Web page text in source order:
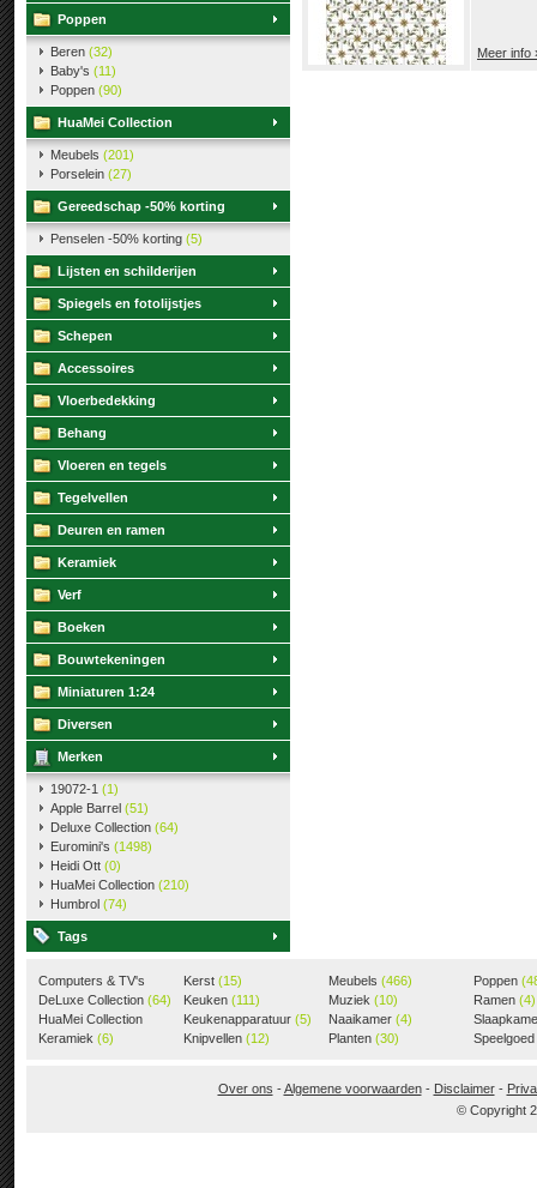
Poppen
Beren (32)
Baby's (11)
Poppen (90)
HuaMei Collection
Meubels (201)
Porselein (27)
Gereedschap -50% korting
Penselen -50% korting (5)
Lijsten en schilderijen
Spiegels en fotolijstjes
Schepen
Accessoires
Vloerbedekking
Behang
Vloeren en tegels
Tegelvellen
Deuren en ramen
Keramiek
Verf
Boeken
Bouwtekeningen
Miniaturen 1:24
Diversen
Merken
19072-1 (1)
Apple Barrel (51)
Deluxe Collection (64)
Euromini's (1498)
Heidi Ott (0)
HuaMei Collection (210)
Humbrol (74)
Tags
Meer info
Computers & TV's
(18)
DeLuxe Collection (64)
HuaMei Collection
(205)
Keramiek (6)
Kerst (15)
Keuken (111)
Keukenapparatuur (5)
Knipvellen (12)
Meubels (466)
Muziek (10)
Naaikamer (4)
Planten (30)
Poppen
Ramen (4)
Speelgoed
Over ons -Algemene voorwaarden- Disclaimer-
© Copyright